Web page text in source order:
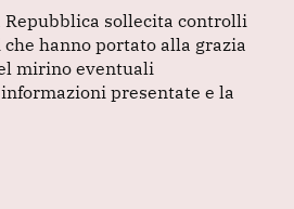
Repubblica sollecita controlli
hanno portato alla grazia
mirino eventuali
presentate e la